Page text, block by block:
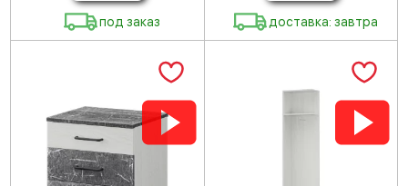
под заказ доставка: завтра